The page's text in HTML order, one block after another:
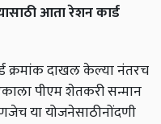
आता रेशन कार्ड
क्रमांक दाखल केल्या नंतरच
पीएम शेतकरी सन्मान
या योजनेसाठीनोंदणी